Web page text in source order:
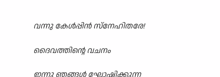
വന്നു കേൾപ്പിൻ സ്നേഹിതരേ!
ദൈവത്തിന്റെ വചനം
ഇന്നു ഞങ്ങൾ ഘോഷിക്കുന്ന